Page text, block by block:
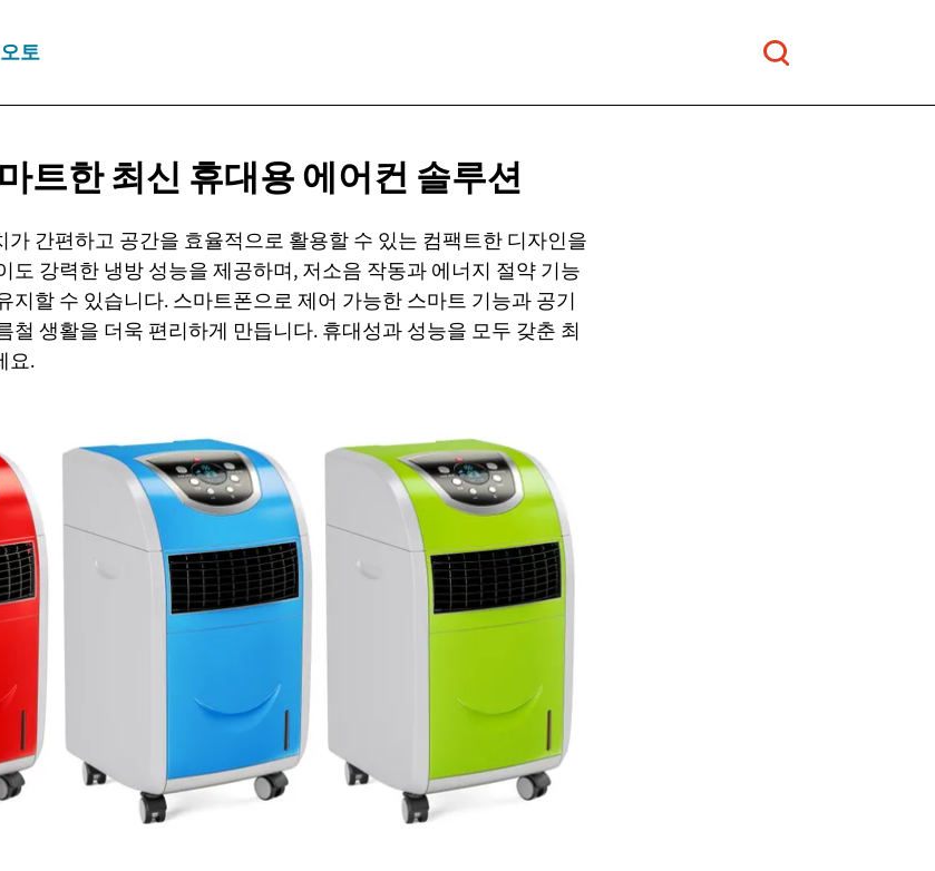
토
트한 최신 휴대용에어컨 솔루션
가 간편하고 공간을 효율적으로 활용할 수 있는 컴팩트한 디자인을
도 강력한 냉방 성능을 제공하며, 저소음 작동과 에너지 절약 기능
지할 수 있습니다. 스마트폰으로 제어 가능한 스마트 기능과 공기
철 생활을 더욱 편리하게 만듭니다. 휴대성과 성능을 모두 갖춘 최
요.